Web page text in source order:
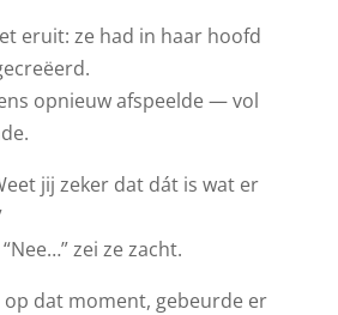
eruit: ze had in haar hoofd
opnieuw afspeelde — vol
jij zeker dat dát is wat er
zei ze zacht.
op dat moment, gebeurde er